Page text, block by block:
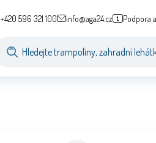
+420 596 321 100 info@aga24.cz Podpora